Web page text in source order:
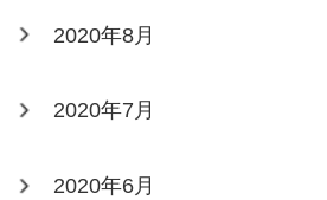
2020年8月
2020年7月
2020年6月